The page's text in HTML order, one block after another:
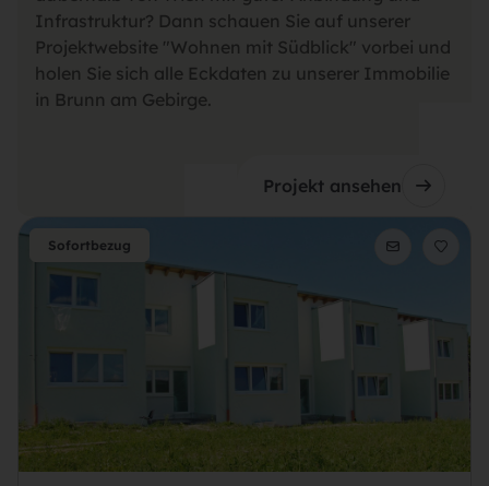
Infrastruktur? Dann schauen Sie auf unserer
Projektwebsite "Wohnen mit Südblick" vorbei und
holen Sie sich alle Eckdaten zu unserer Immobilie
in Brunn am Gebirge.
Projekt ansehen
Sofortbezug